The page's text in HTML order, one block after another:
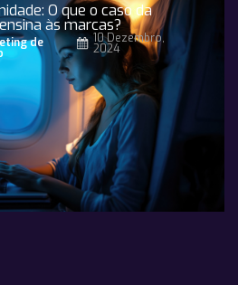
O que o caso da
às marcas?
de 10 Dezembro,
2024